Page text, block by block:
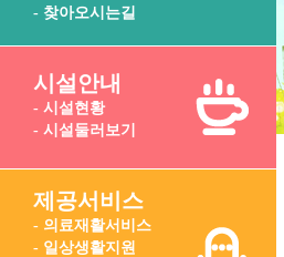
- 찾아오시는길
시설안내
- 시설현황
- 시설둘러보기
제공서비스
- 의료재활서비스
- 일상생활지원